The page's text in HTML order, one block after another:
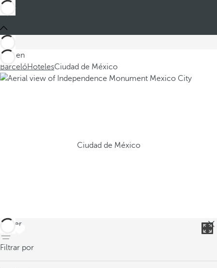
Está en
BarcelóHotelesCiudad de México
Ciudad de México
volver
Filtrar por